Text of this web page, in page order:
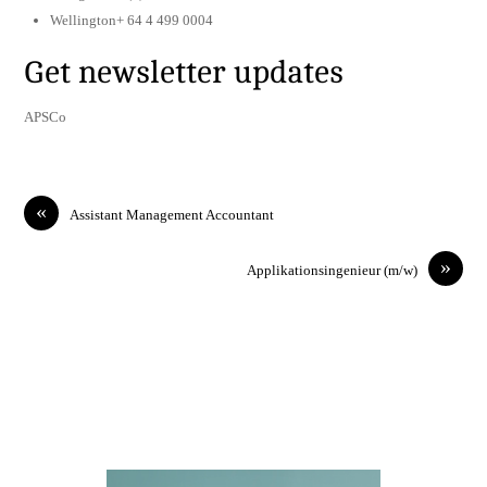
Wellington+ 64 4 499 0004
Get newsletter updates
APSCo
« Assistant Management Accountant
»
Applikationsingenieur (m/w)